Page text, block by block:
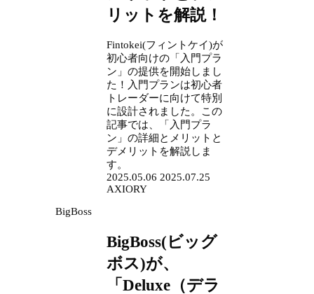
リットを解説！
Fintokei(フィントケイ)が
初心者向けの「入門プラ
ン」の提供を開始しまし
た！入門プランは初心者
トレーダーに向けて特別
に設計されました。この
記事では、「入門プラ
ン」の詳細とメリットと
デメリットを解説しま
す。
2025.05.06 2025.07.25
AXIORY
BigBoss
BigBoss(ビッグ
ボス)が、
「Deluxe（デラ